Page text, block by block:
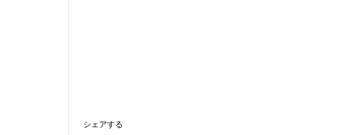
シェアする